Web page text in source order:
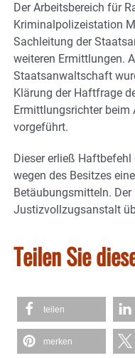
Der Arbeitsbereich für
Kriminalpolizeistation
Sachleitung der
weiteren Ermittlungen.
Staatsanwaltschaft
Klärung der Haftfrage
Ermittlungsrichter beim
vorgeführt.
Dieser erließ
wegen des Besitzes
Betäubungsmitteln.
Justizvollzugsanstalt
Teilen Sie
teilen
merken